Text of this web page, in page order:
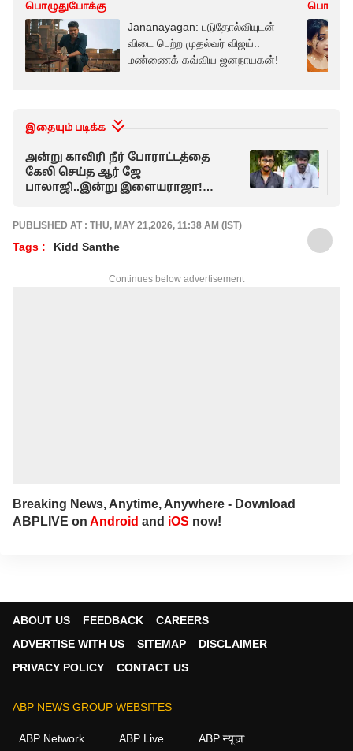
பொழுதுபோக்கு
Jananayagan: படுதோல்வியுடன்
விடை பெற்ற முதல்வர் விஜய்..
மண்ணைக் கவ்விய ஜனநாயகன்!
இதையும் படிக்க
அன்று காவிரி நீர் போராட்டத்தை
கேலி செய்த ஆர் ஜே
பாலாஜி..இன்று இளையராஜா!
PUBLISHED AT : THU, MAY 21,2026, 11:38 AM (IST)
Tags : Kidd Santhe
Continues below advertisement
Breaking News, Anytime, Anywhere - Download
ABPLIVE on Android and iOS now!
ABOUT US FEEDBACK
CAREERS
ADVERTISE WITH US
SITEMAP
DISCLAIMER
PRIVACY POLICY
CONTACT US
ABP NEWS GROUP WEBSITES
ABP Network ABP Live
ABP न्यूज़